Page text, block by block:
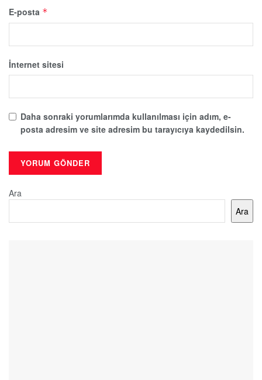
E-posta *
İnternet sitesi
Daha sonraki yorumlarımda kullanılması için adım, e-
posta adresim ve site adresim bu tarayıcıya kaydedilsin.
Ara
Ara